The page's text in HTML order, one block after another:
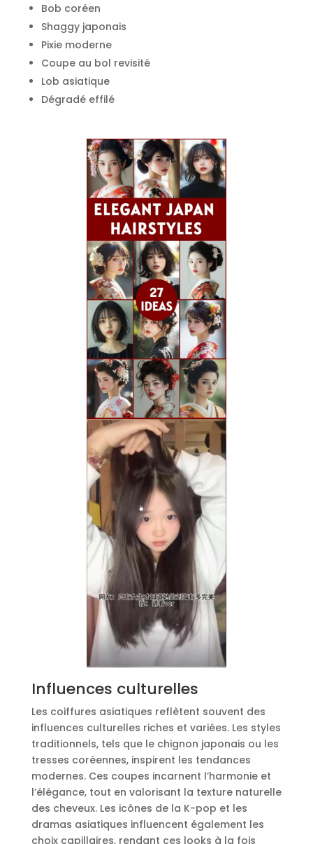
Bob coréen
Shaggy japonais
Pixie moderne
Coupe au bol revisité
Lob asiatique
Dégradé effilé
Influences culturelles
Les coiffures asiatiques reflètent souvent des
influences culturelles riches et variées. Les styles
traditionnels, tels que le chignon japonais ou les
tresses coréennes, inspirent les tendances
modernes. Ces coupes incarnent l’harmonie et
l’élégance, tout en valorisant la texture naturelle
des cheveux. Les icônes de la K-pop et les
dramas asiatiques influencent également les
choix capillaires, rendant ces looks à la fois